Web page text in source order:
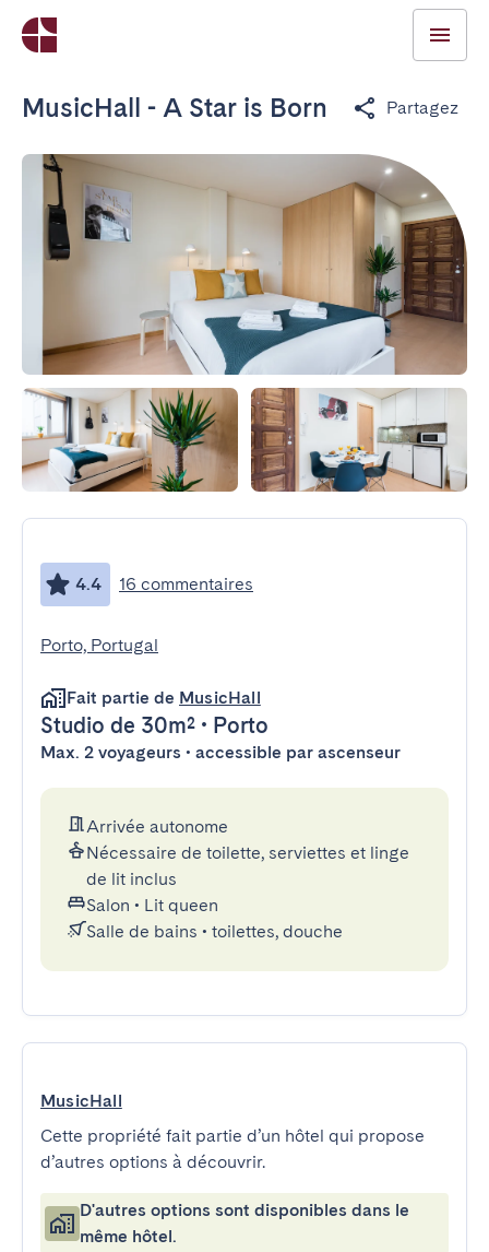
MusicHall - A Star is Born Partagez
4.4 16 commentaires
Porto, Portugal
Fait partie de MusicHall
Studio de 30m² • Porto
Max. 2 voyageurs • accessible par ascenseur
Arrivée autonome
Nécessaire de toilette, serviettes et linge
de lit inclus
Salon • Lit queen
Salle de bains • toilettes, douche
MusicHall
Cette propriété fait partie d’un hôtel qui propose
d’autres options à découvrir.
D'autres options sont disponibles dans le
même hôtel.